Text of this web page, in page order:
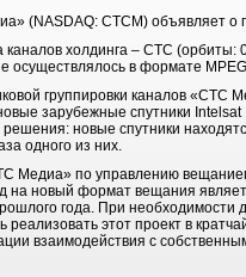
(NASDAQ: CTCM) объявляет
холдинга – СТС
осуществлялось в формате
группировки каналов
зарубежные спутники
новые спутники
одного из них.
Медиа» по управлению
на новый формат вещания
года. При
этот проект в
взаимодействия с